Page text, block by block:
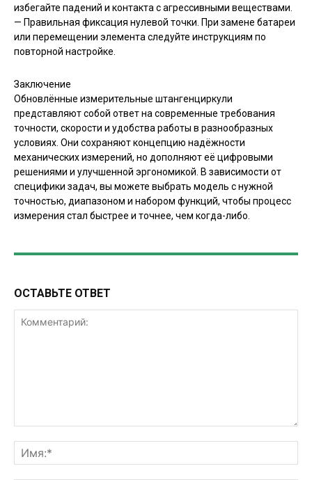
избегайте падений и контакта с агрессивными веществами.
— Правильная фиксация нулевой точки. При замене батареи
или перемещении элемента следуйте инструкциям по
повторной настройке.
Заключение
Обновлённые измерительные штангенциркули
представляют собой ответ на современные требования
точности, скорости и удобства работы в разнообразных
условиях. Они сохраняют концепцию надёжности
механических измерений, но дополняют её цифровыми
решениями и улучшенной эргономикой. В зависимости от
специфики задач, вы можете выбрать модель с нужной
точностью, диапазоном и набором функций, чтобы процесс
измерения стал быстрее и точнее, чем когда-либо.
ОСТАВЬТЕ ОТВЕТ